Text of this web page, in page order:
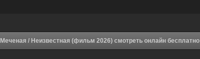
Меченая / Неизвестная (фильм 2026) смотреть онлайн бесплатно